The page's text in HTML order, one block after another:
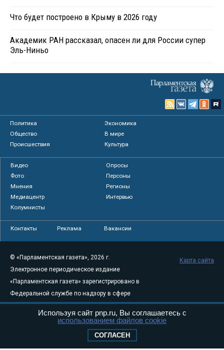
Что будет построено в Крыму в 2026 году
Академик РАН рассказал, опасен ли для России супер
Эль-Ниньо
Политика
Экономика
Общество
В мире
Происшествия
Культура
Видео
Опросы
Фото
Персоны
Мнения
Регионы
Медиацентр
Интервью
Колумнисты
Контакты Реклама Вакансии
© «Парламентская газета», 2026 г.
Электронное периодическое издание
«Парламентская газета» зарегистрировано в
Федеральной службе по надзору в сфере
связи, информационных технологий и
массовых коммуникаций (Роскомнадзор) 05
Свидетельство о регистрации Эл № ФС77-
Карта сайта
Используя сайт pnp.ru, Вы соглашаетесь с
использованием файлов cookie
СОГЛАСЕН